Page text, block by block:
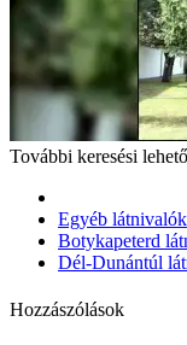
További keresési
Egyéb látnivalók
Botykapeterd
Dél-Dunántúl
Hozzászólások